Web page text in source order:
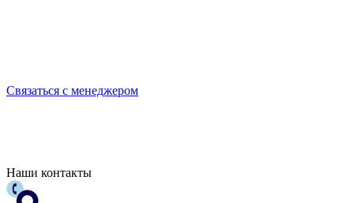
Связаться с менеджером
Наши контакты